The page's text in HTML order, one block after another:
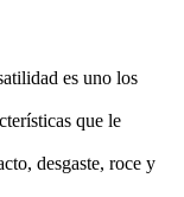
es uno los
que le
desgaste, roce y